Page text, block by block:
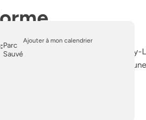
Parc
Sauvé
Ajouter à mon calendrier
complet en plein air avec
un tapis d’entraînement et
24 août (pas de cours le 13 juillet)